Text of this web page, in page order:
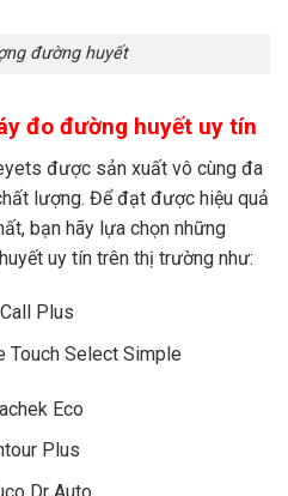
đường huyết
đo đường huyết uy tín
được sản xuất vô cùng đa
lượng. Để đạt được hiệu quả
bạn hãy lựa chọn những
uy tín trên thị trường như:
Plus
Touch Select Simple
Eco
Plus